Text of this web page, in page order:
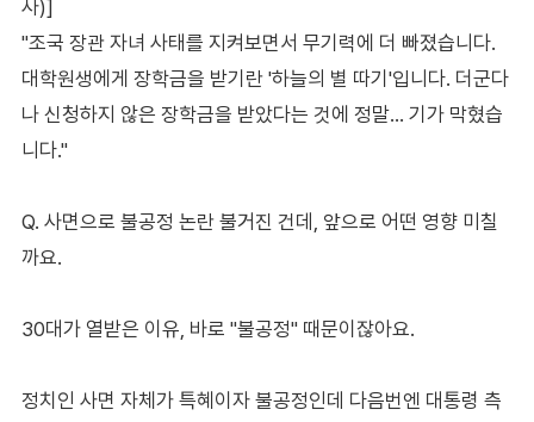
사)]
"조국 장관 자녀 사태를 지켜보면서 무기력에 더 빠졌습니다.
대학원생에게 장학금을 받기란 '하늘의 별 따기'입니다. 더군다
나 신청하지 않은 장학금을 받았다는 것에 정말… 기가 막혔습
니다."
Q. 사면으로 불공정 논란 불거진 건데, 앞으로 어떤 영향 미칠
까요.
30대가 열받은 이유, 바로 "불공정" 때문이잖아요.
정치인 사면 자체가 특혜이자 불공정인데 다음번엔 대통령 측